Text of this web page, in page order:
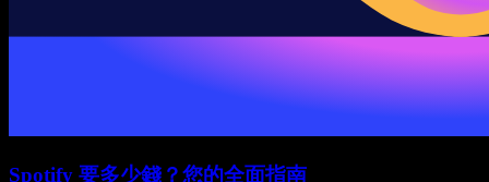
Spotify 要多少錢？您的全面指南